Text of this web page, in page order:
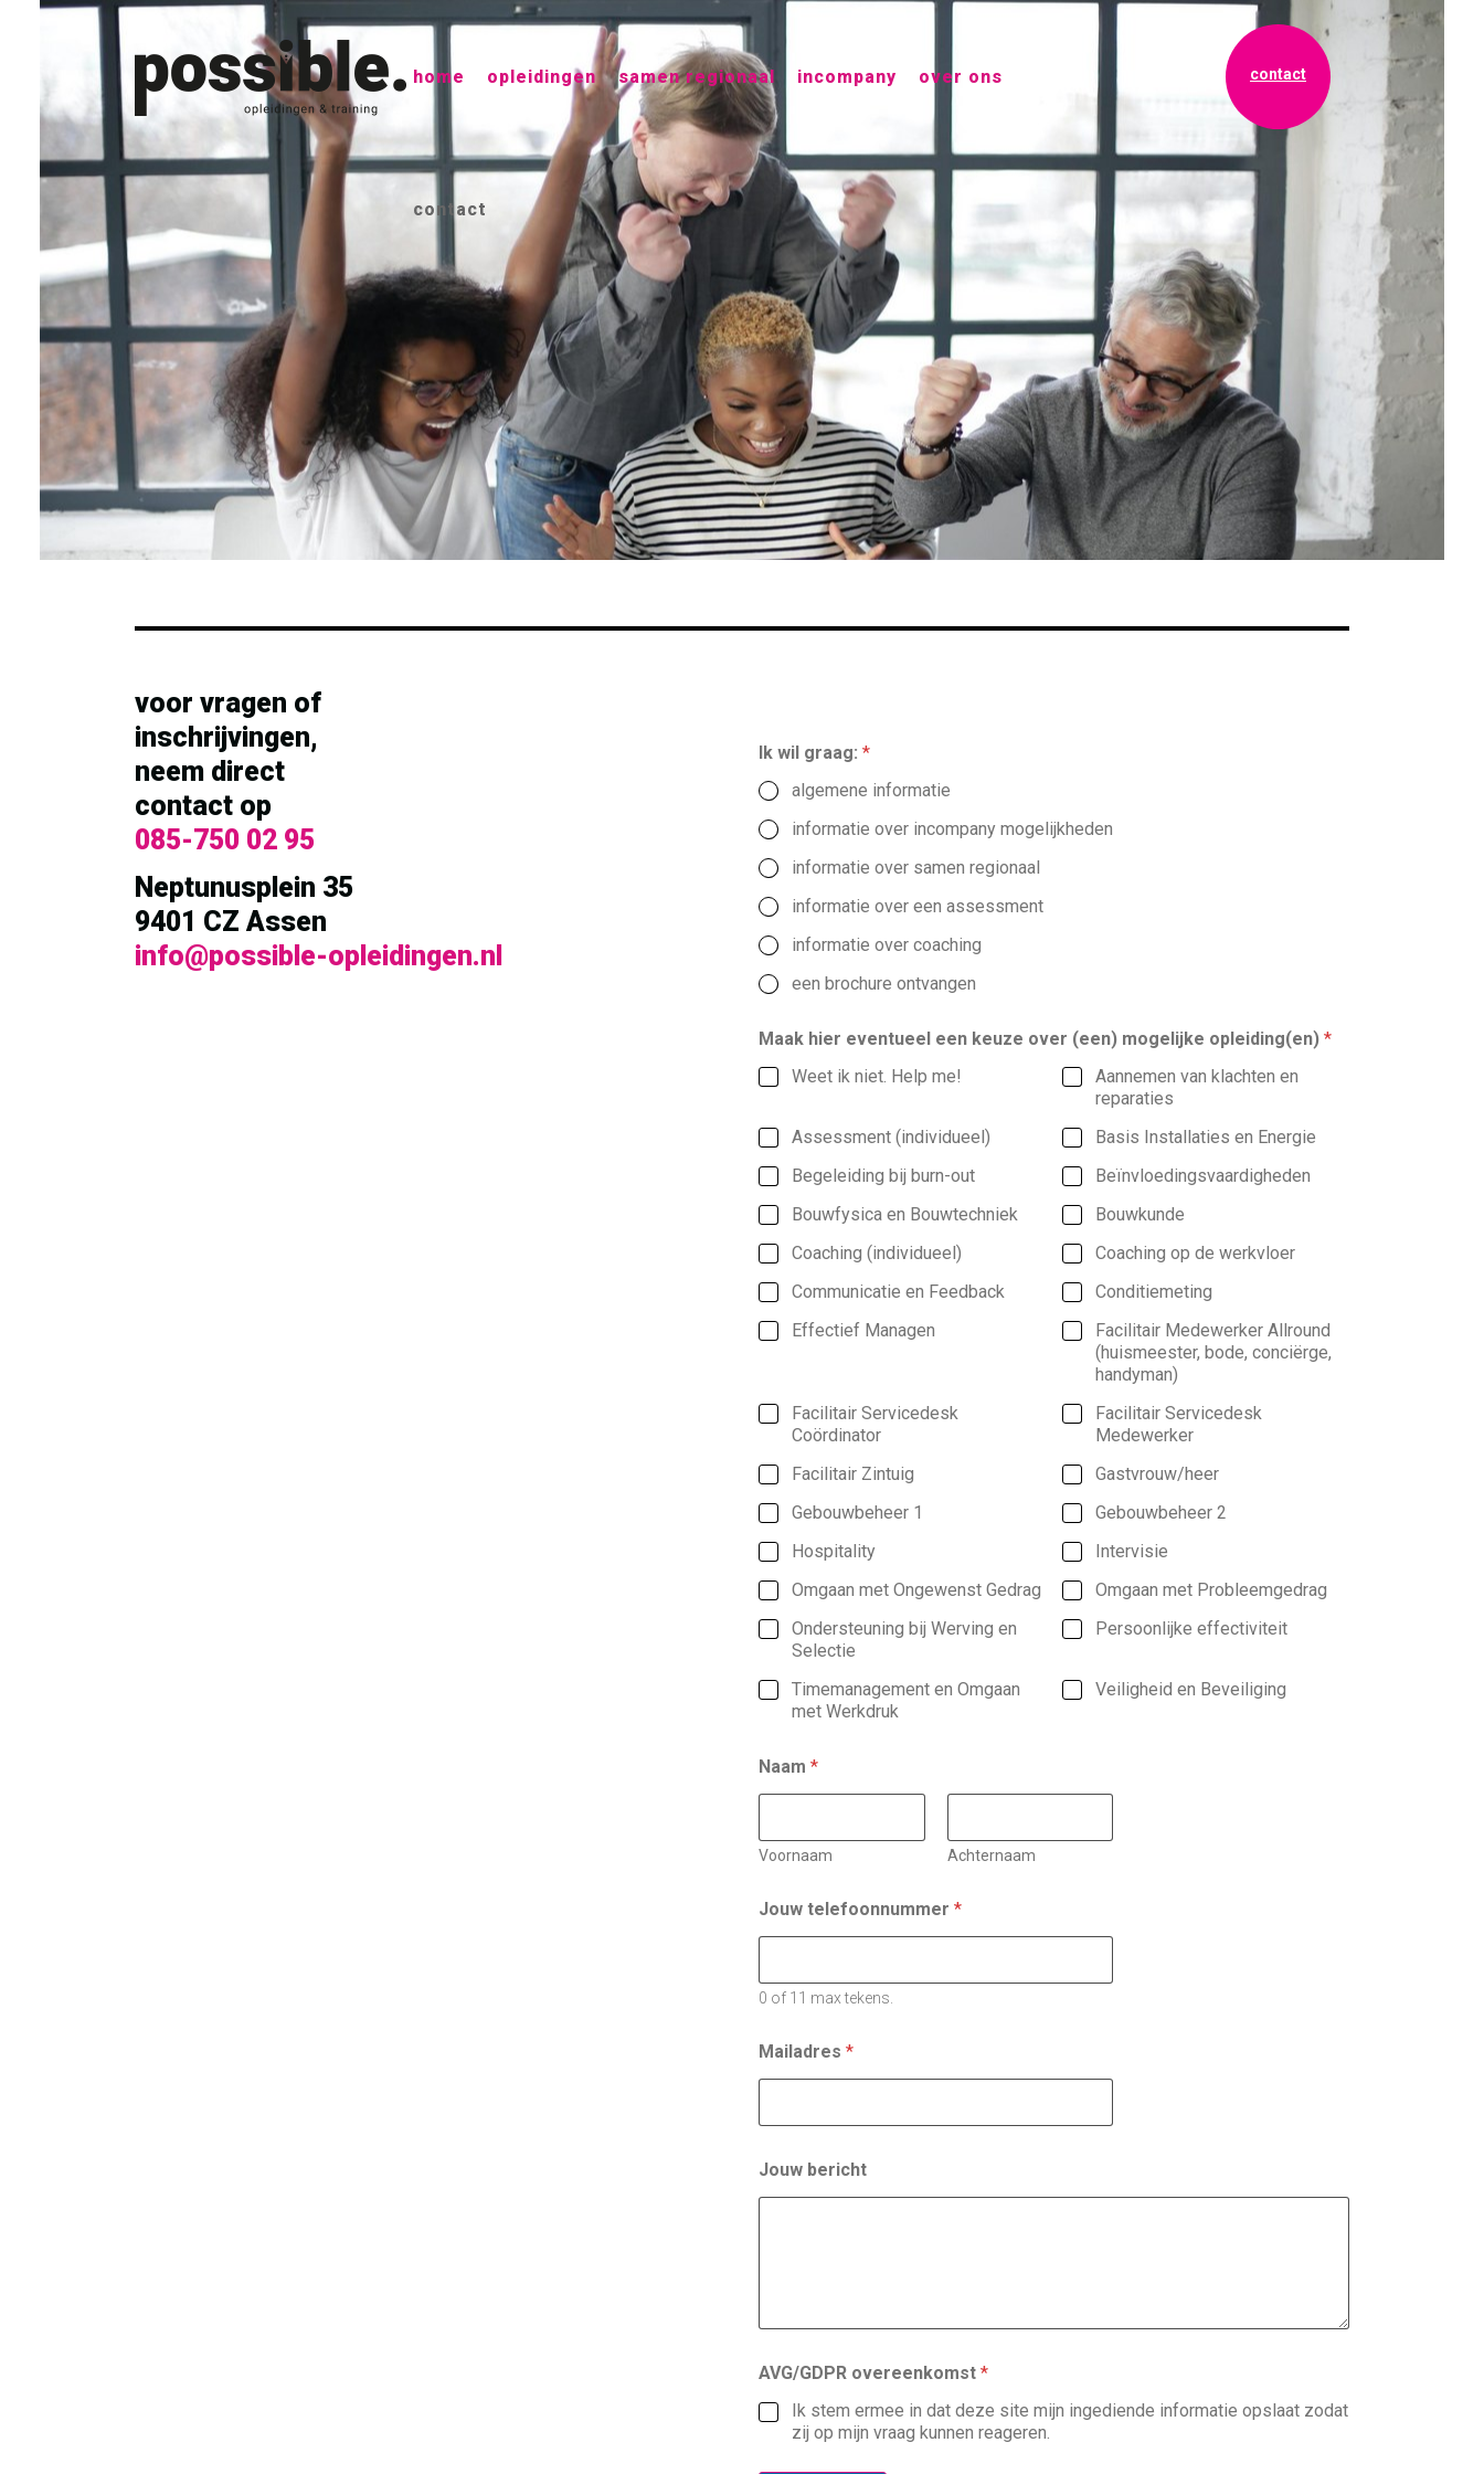
contact
home opleidingen samen regionaal incompany over ons
contact
voor vragen of
inschrijvingen,
neem direct
contact op
085-750 02 95
Neptunusplein 35
9401 CZ Assen
info@possible-opleidingen.nl
Ik wil graag: *
algemene informatie
informatie over incompany mogelijkheden
informatie over samen regionaal
informatie over een assessment
informatie over coaching
een brochure ontvangen
Maak hier eventueel een keuze over (een) mogelijke opleiding(en) *
Weet ik niet. Help me!
Aannemen van klachten en
reparaties
Assessment (individueel)
Basis Installaties en Energie
Begeleiding bij burn-out
Beïnvloedingsvaardigheden
Bouwfysica en Bouwtechniek
Bouwkunde
Coaching (individueel)
Coaching op de werkvloer
Communicatie en Feedback
Conditiemeting
Effectief Managen
Facilitair Medewerker Allround
(huismeester, bode, conciërge,
handyman)
Facilitair Servicedesk
Coördinator
Facilitair Servicedesk
Medewerker
Facilitair Zintuig
Gastvrouw/heer
Gebouwbeheer 1
Gebouwbeheer 2
Hospitality
Intervisie
Omgaan met Ongewenst Gedrag
Omgaan met Probleemgedrag
Ondersteuning bij Werving en
Selectie
Persoonlijke effectiviteit
Timemanagement en Omgaan
met Werkdruk
Veiligheid en Beveiliging
Naam *
Voornaam Achternaam
Jouw telefoonnummer *
0 of 11 max tekens.
Mailadres *
Jouw bericht
i
l
o
AVG/GDPR overeenkomst *
Ik stem ermee in dat deze site mijn ingediende informatie opslaat zodat
zij op mijn vraag kunnen reageren.